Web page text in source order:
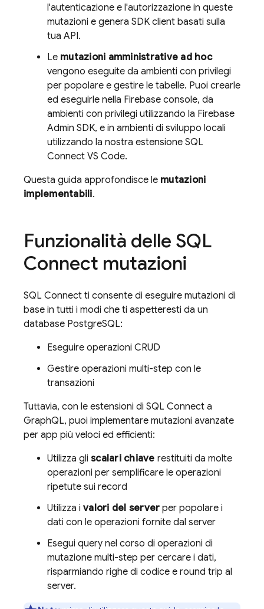
l'autenticazione e l'autorizzazione in queste
mutazioni e genera SDK client basati sulla
tua API.
Le mutazioni amministrative ad hoc
vengono eseguite da ambienti con privilegi
per popolare e gestire le tabelle. Puoi crearle
ed eseguirle nella Firebase console, da
ambienti con privilegi utilizzando la Firebase
Admin SDK, e in ambienti di sviluppo locali
utilizzando la nostra estensione SQL
Connect VS Code.
Questa guida approfondisce le mutazioni
implementabili.
Funzionalità delle SQL
Connect mutazioni
SQL Connect ti consente di eseguire mutazioni di
base in tutti i modi che ti aspetteresti da un
database PostgreSQL:
Eseguire operazioni CRUD
Gestire operazioni multi-step con le
transazioni
Tuttavia, con le estensioni di SQL Connect a
GraphQL, puoi implementare mutazioni avanzate
per app più veloci ed efficienti:
Utilizza gli scalari chiave restituiti da molte
operazioni per semplificare le operazioni
ripetute sui record
Utilizza i valori del server per popolare i
dati con le operazioni fornite dal server
Esegui query nel corso di operazioni di
mutazione multi-step per cercare i dati,
risparmiando righe di codice e round trip al
server.